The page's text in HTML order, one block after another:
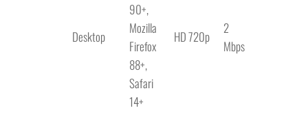
Desktop
90+,
Mozilla
Firefox
88+,
Safari
14+
HD 720p
2
Mbps